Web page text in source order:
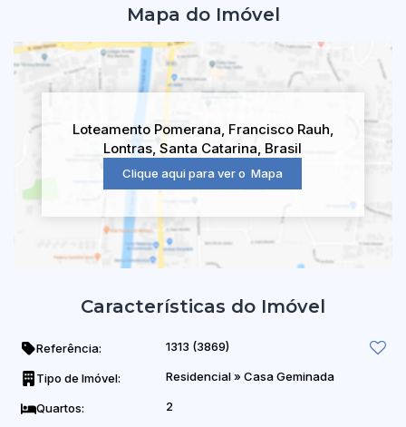
Mapa do Imóvel
Loteamento Pomerana, Francisco Rauh,
Lontras,Santa Catarina, Brasil
Clique aqui para ver o Mapa
Características do Imóvel
Referência: 1313 (3869)
Tipo de Imóvel: Residencial» Casa Geminada
Quartos: 2